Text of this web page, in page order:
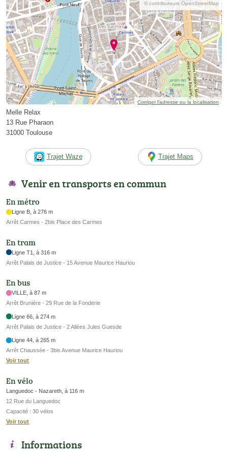
© contributeurs OpenStreetMap
Corriger l’adresse ou la localisation
Melle Relax
13 Rue Pharaon
31000 Toulouse
Trajet Waze Trajet Maps
Venir en transports en commun
En métro
Ligne B, à 276 m
Arrêt Carmes - 2bis Place des Carmes
En tram
Ligne T1, à 316 m
Arrêt Palais de Justice - 15 Avenue Maurice Hauriou
En bus
VILLE, à 87 m
Arrêt Brunière - 29 Rue de la Fonderie
Ligne 66, à 274 m
Arrêt Palais de Justice - 2 Allées Jules Guesde
Ligne 44, à 265 m
Arrêt Chaussée - 3bis Avenue Maurice Hauriou
Voir tout
En vélo
Languedoc - Nazareth, à 116 m
12 Rue du Languedoc
Capacité : 30 vélos
Voir tout
Informations